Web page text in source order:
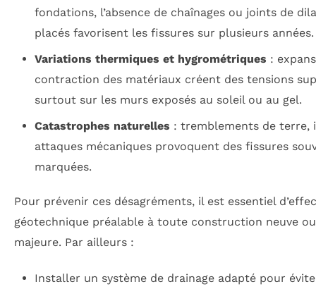
fondations, l’absence de chaînages ou joints de
placés favorisent les fissures sur plusieurs années.
Variations thermiques et hygrométriques :
contraction des matériaux créent des tensions
surtout sur les murs exposés au soleil ou au gel.
Catastrophes naturelles : tremblements de terre,
attaques mécaniques provoquent des fissures
marquées.
Pour prévenir ces désagréments, il est essentiel
géotechnique préalable à toute construction neuve
majeure. Par ailleurs :
Installer un système de drainage adapté pour